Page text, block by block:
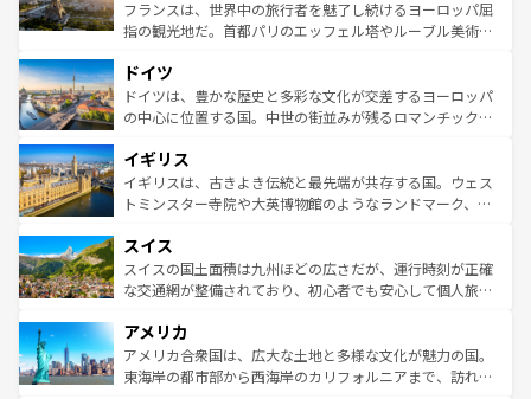
る。首都マドリードの洗練された雰囲気や、バルセロナの
アートに溢れた街角から、地方では古代ローマ遺跡や中世
せる。地方によって風土や気候が異なるスペインはその個
性で訪れる人を魅了する。 なお、新着のスペイン情報は コ
ンテンツ一覧を参照してほしい。
フランスは、世界中の旅行者を魅了し続けるヨーロッパ屈
指の観光地だ。首都パリのエッフェル塔やルーブル美術館
で、幅広い魅力が詰まっている。華麗な宮殿、歴史的な大
聖堂、美しいビーチ、そして豊かな自然が、訪れる者を心
から魅了する。また、フランスは美食の国としても知ら
いる。シャンパンの発祥地であるランス、プロヴァンスの
香り高いラベンダー畑など、多彩な楽しみ方が可能だ。さ
らに、パリ以外の地域にも魅力が溢れており、どの街角に
れる地方に足を運ぶとそれぞれで全く異なる文化を体験で
きるだろう。 なお、新着のフランス情報はコンテンツ一覧
を参照してほしい。
ドイツ
ドイツは、豊かな歴史と多彩な文化が交差するヨーロッパ
の中心に位置する国。中世の街並みが残るロマンチック街
顔を持つこの国は、どこを歩いても飽きることがない。ベ
ルリンの文化的活気、バイエルン州のアルプスの絶景、そ
してライン川沿いのワイン畑といった風景は必見。ビール
は、お酒好きな人にはぜひ体験してほしい。 なお、新着の
ドイツ情報はコンテンツ一覧を参照してほしい。
イギリス
イギリスは、古きよき伝統と最先端が共存する国。ウェス
トミンスター寺院や大英博物館のようなランドマーク、歴
リアごとに異なる魅力がある。また、優雅なアフタヌーン
ティー、ビール好きにはたまらない英国パブ、サッカー観
戦など、本場だからこそできる体験も豊富。イギリスを旅
ンツ一覧を参照してほしい。
スイス
スイスの国土面積は九州ほどの広さだが、運行時刻が正確
な交通網が整備されており、初心者でも安心して個人旅行
の建物がそのまま残る町や、スイスならではのユニークな
博物館もあり、アルプス観光だけでなく町歩きも満喫する
ことができる。国民の所得が高いため物価も高いが、旅行
アメリカ
アメリカ合衆国は、広大な土地と多様な文化が魅力の国。
東海岸の都市部から西海岸のカリフォルニアまで、訪れる